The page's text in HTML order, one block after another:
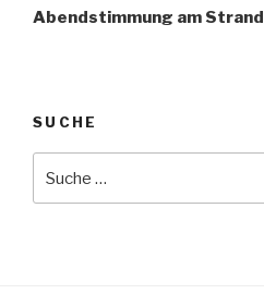
Beitrag
Abendstimmung am Strand
SUCHE